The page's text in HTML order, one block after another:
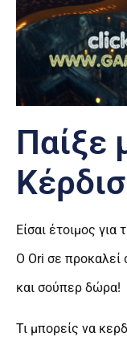
Παίξε
Είσαι έτοιμος
Ο Ori σε προκαλεί
και σούπερ δώρα!
Τι μπορείς να